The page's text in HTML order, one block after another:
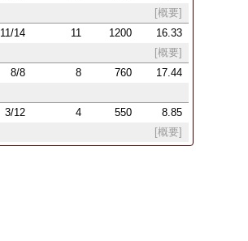
[概要]
11/14 11 1200
16.33
[概要]
8/8 8 760
17.44
3/12 4 550
8.85
[概要]